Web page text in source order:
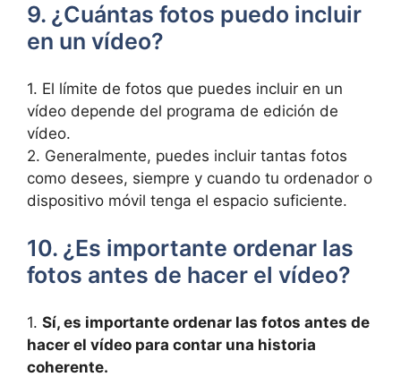
9. ¿Cuántas fotos puedo⁣ incluir
en un⁣ vídeo?
1.​ El límite de fotos que puedes‍ incluir en un
‍vídeo depende del programa⁣ de edición⁣ de
vídeo.
2. ⁤Generalmente, ⁤puedes incluir⁤ tantas‍ fotos
como desees,‌ siempre y cuando ⁣tu ordenador o
dispositivo móvil tenga el espacio suficiente.
10. ⁢¿Es importante ordenar ​las
fotos antes ⁣de hacer ⁢el vídeo?
1.⁤ Sí, es importante ⁢ordenar las fotos antes de
hacer‌ el vídeo para ‌contar una historia
coherente.